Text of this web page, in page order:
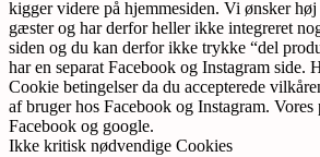
kigger videre på hjemmesiden. Vi ønsker
gæster og har derfor heller ikke integreret
siden og du kan derfor ikke trykke “del
har en separat Facebook og Instagram side.
Cookie betingelser da du accepterede
af bruger hos Facebook og Instagram.
Facebook og google.
Ikke kritisk nødvendige Cookies